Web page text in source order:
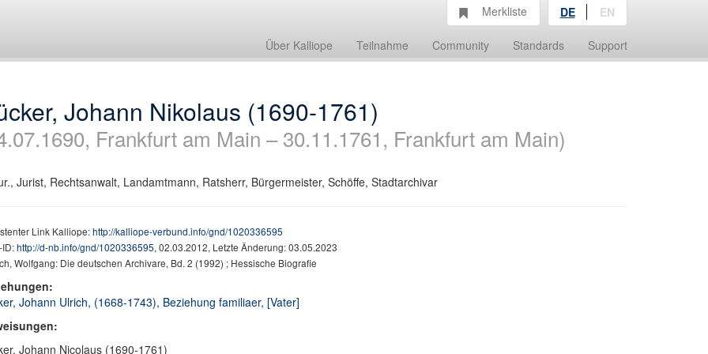
Über Kalliope Teilnahme Community Standards Support
Merkliste DE EN
Johann Nikolaus (1690-1761)
Frankfurt am Main – 30.11.1761, Frankfurt am Main)
Jurist, Rechtsanwalt, Landamtmann, Ratsherr, Bürgermeister, Schöffe, Stadtarchivar
Link Kalliope:http://kalliope-verbund.info/gnd/1020336595
http://d-nb.info/gnd/1020336595, 02.03.2012, Letzte Änderung: 03.05.2023
Wolfgang: Die deutschen Archivare, Bd. 2 (1992) ; Hessische Biografie
Johann Ulrich, (1668-1743), Beziehung familiaer, [Vater]
Johann Nicolaus (1690-1761)